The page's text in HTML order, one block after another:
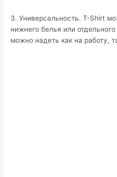
3. Универсальность. Т-Shirt
нижнего белья или
можно надеть как на работу,